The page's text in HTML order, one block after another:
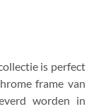
is perfect
frame van
worden in